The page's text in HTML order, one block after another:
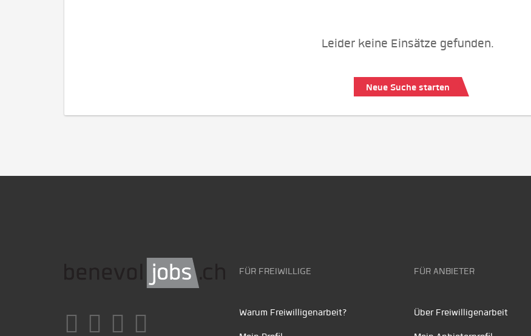
Leider keine Einsätze gefunden.
Neue Suche starten
FÜR FREIWILLIGE
Warum Freiwilligenarbeit?
FÜR ANBIETER
Über Freiwilligenarbeit